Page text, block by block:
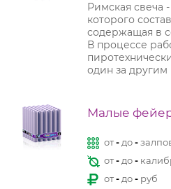
Римская свеча
которого
содержащая в
В процессе
один за другим
Малые
от- до-
от- до-
от- до- руб